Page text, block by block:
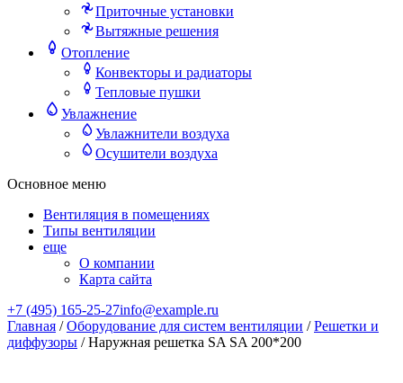
Приточные установки
Вытяжные решения
Отопление
Конвекторы и радиаторы
Тепловые пушки
Увлажнение
Увлажнители воздуха
Осушители воздуха
Основное меню
Вентиляция в помещениях
Типы вентиляции
еще
О компании
Карта сайта
+7 (495) 165-25-27info@example.ru
Главная /Оборудование для систем вентиляции /Решетки и
диффузоры / Наружная решетка SA SA 200*200